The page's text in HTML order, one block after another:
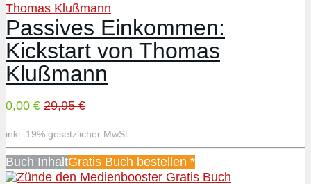
Thomas Klußmann
Passives Einkommen:
Kickstart von Thomas
Klußmann
0,00 € 29,95 €
inkl. 19% gesetzlicher MwSt.
Buch InhaltGratis Buch bestellen *